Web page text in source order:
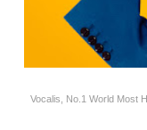
Vocalis, No.1 World Most